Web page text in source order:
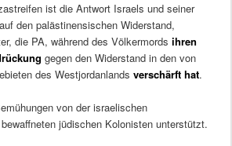
ist die Antwort Israels und seiner
den palästinensischen Widerstand,
die PA, während des Völkermords ihren
gegen den Widerstand in den von
des Westjordanlands verschärft hat.
von der israelischen
jüdischen Kolonisten unterstützt.